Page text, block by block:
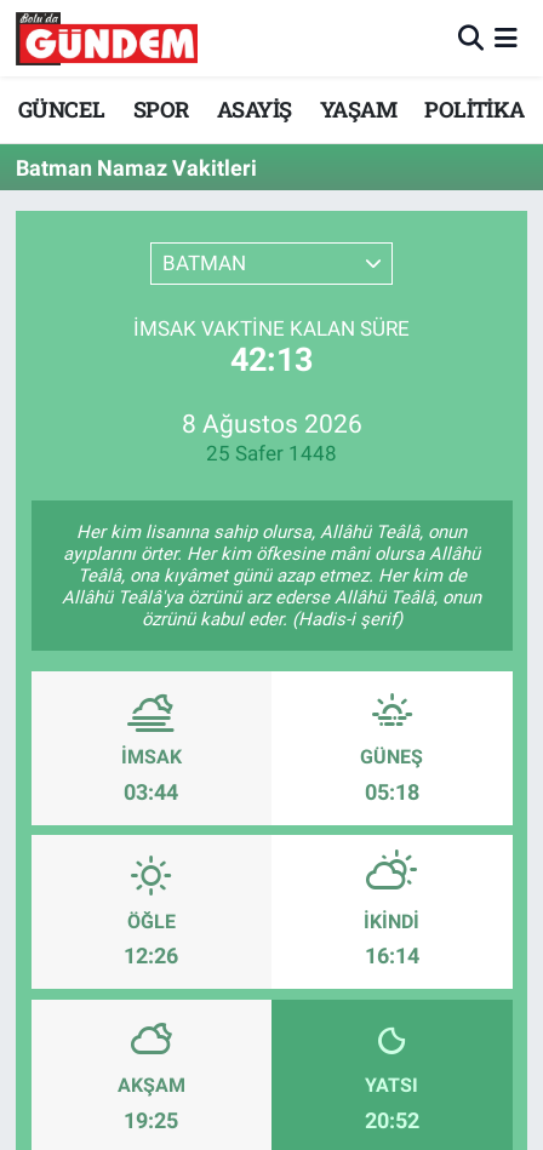
GÜNCEL SPOR ASAYİŞ YAŞAM POLİTİKA
Batman Namaz Vakitleri
BATMAN
İMSAK VAKTINE KALAN SÜRE
42:13
8 Ağustos 2026
25 Safer 1448
Her kim lisanına sahip olursa, Allâhü Teâlâ, onun
ayıplarını örter. Her kim öfkesine mâni olursa Allâhü
Teâlâ, ona kıyâmet günü azap etmez. Her kim de
Allâhü Teâlâ'ya özrünü arz ederse Allâhü Teâlâ, onun
özrünü kabul eder. (Hadis-i şerif)
İMSAK
03:44
GÜNEŞ
05:18
ÖĞLE
12:26
İKINDI
16:14
AKŞAM
19:25
YATSI
20:52
Merkez Nöbetçi Eczaneler
Merkez Hava Durumu
Merkez Trafik Yoğunluk Haritası
Süper Lig Puan Durumu ve Fikstür
Tüm Manşetler